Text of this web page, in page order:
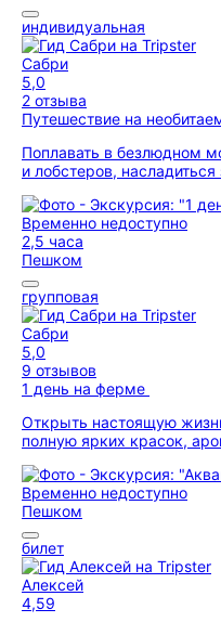
индивидуальная
Сабри
5,0
2 отзыва
Путешествие на
Поплавать в безлюдном
и лобстеров,
Временно недоступно
2,5 часа
Пешком
групповая
Сабри
5,0
9 отзывов
1 день на ферме
Открыть настоящую
полную ярких красок,
Временно недоступно
Пешком
билет
Алексей
4,59